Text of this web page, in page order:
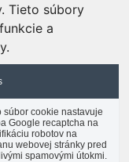
Tieto súbory
a
súbor cookie nastavuje
Google recaptcha na
robotov na
webovej stránky pred
spamovými útokmi.